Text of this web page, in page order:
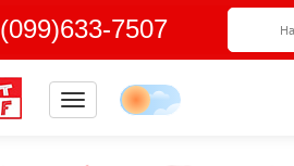
(099)633-7507